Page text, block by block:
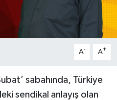
A- A+
sabahında, Türkiye
sendikal anlayış olan